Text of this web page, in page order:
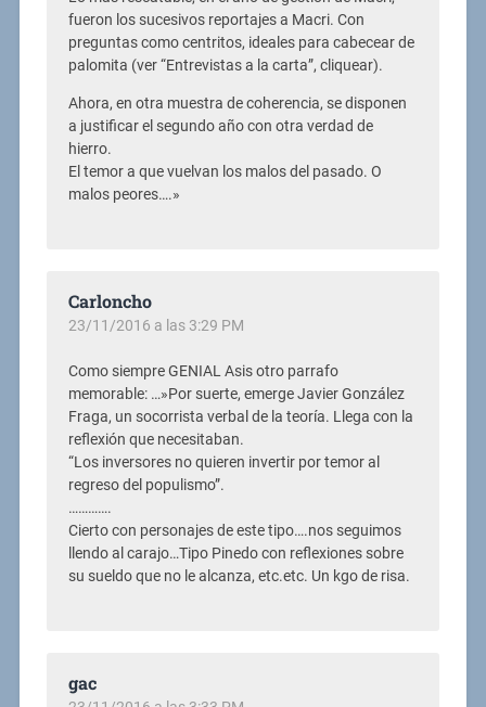
fueron los sucesivos reportajes a Macri. Con
preguntas como centritos, ideales para cabecear de
palomita (ver “Entrevistas a la carta”, cliquear).
Ahora, en otra muestra de coherencia, se disponen
a justificar el segundo año con otra verdad de
hierro.
El temor a que vuelvan los malos del pasado. O
malos peores….»
Carloncho
23/11/2016 a las 3:29 PM
Como siempre GENIAL Asis otro parrafo
memorable: …»Por suerte, emerge Javier González
Fraga, un socorrista verbal de la teoría. Llega con la
reflexión que necesitaban.
“Los inversores no quieren invertir por temor al
regreso del populismo”.
………….
Cierto con personajes de este tipo….nos seguimos
llendo al carajo…Tipo Pinedo con reflexiones sobre
su sueldo que no le alcanza, etc.etc. Un kgo de risa.
gac